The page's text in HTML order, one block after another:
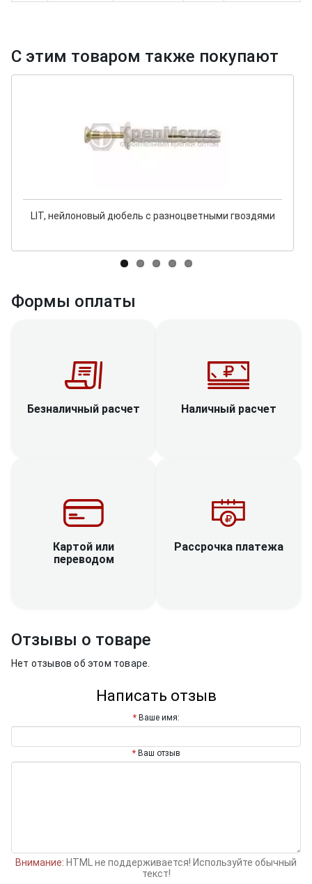
С этим товаром также покупают
LIT, нейлоновый дюбель с разноцветными гвоздями
Формы оплаты
Безналичный расчет Наличный расчет
Картой или
переводом
Рассрочка платежа
Отзывы о товаре
Нет отзывов об этом товаре.
Написать отзыв
Ваше имя:
Ваш отзыв
Внимание: HTML не поддерживается! Используйте обычный
текст!